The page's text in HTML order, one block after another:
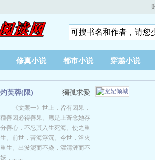
修真小说 都市小说 穿越小说
獨孤求愛
灼芙蓉(限)
《文案一》世上，皆有因果，
種善因必得善果。應是上蒼念她存
分善心，不忍其入生死海。使之重
生。前世，苦海浮沉。今世，浴火
重生。出淤泥而不染，濯清漣而不
妖，... ...